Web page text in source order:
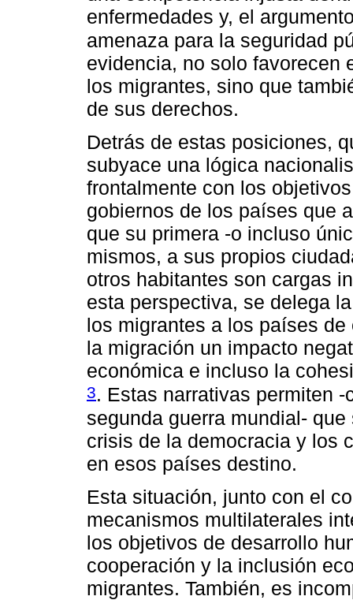
enfermedades y, el
amenaza para la seguridad
evidencia, no solo favorecen
los migrantes, sino que
de sus derechos.
Detrás de estas posiciones,
subyace una lógica
frontalmente con los
gobiernos de los países que
que su primera -o incluso
mismos, a sus propios
otros habitantes son cargas
esta perspectiva, se delega
los migrantes a los países
la migración un impacto
económica e incluso la
3. Estas narrativas permiten
segunda guerra mundial-
crisis de la democracia y los
en esos países destino.
Esta situación, junto con el
mecanismos multilaterales
los objetivos de desarrollo
cooperación y la inclusión
migrantes. También, es